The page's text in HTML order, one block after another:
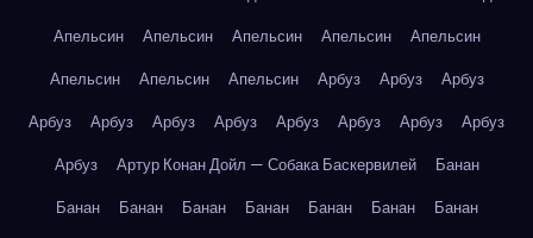
Апельсин
Апельсин Апельсин Апельсин
Апельсин
Апельсин
Апельсин Апельсин Арбуз Арбуз
Арбуз
Арбуз
Арбуз Арбуз Арбуз Арбуз Арбуз Арбуз
Арбуз
Арбуз
Артур Конан Дойл — Собака Баскервилей
Банан
Банан
Банан Банан Банан Банан Банан
Банан